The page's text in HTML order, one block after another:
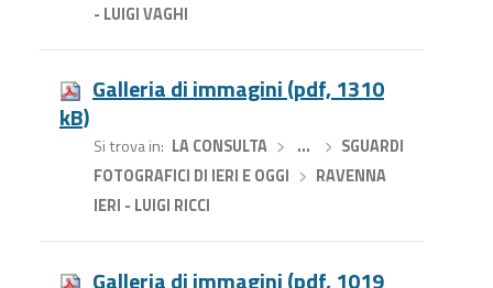
- LUIGI VAGHI
Galleria di immagini (pdf, 1310
kB)
Si trova in LA CONSULTA› …
SGUARDI
FOTOGRAFICI DI IERI E OGGI
RAVENNA
IERI - LUIGI RICCI
Galleria di immagini (pdf, 1019